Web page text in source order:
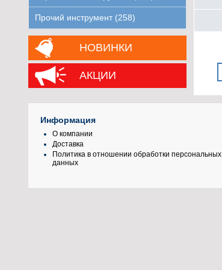
Прочий инструмент (258)
НОВИНКИ
АКЦИИ
Информация
О компании
Доставка
Политика в отношении обработки персональных
данных